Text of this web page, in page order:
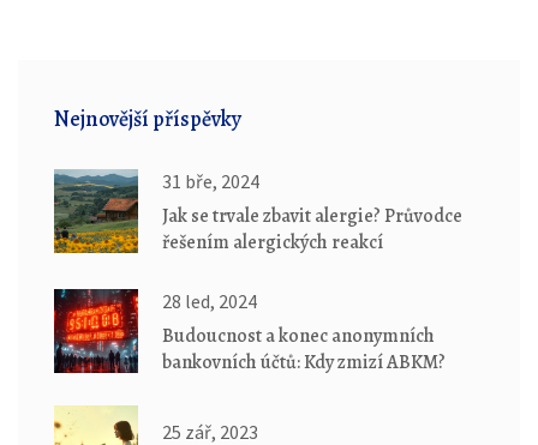
Nejnovější příspěvky
31 bře, 2024
Jak se trvale zbavit alergie? Průvodce
řešením alergických reakcí
28 led, 2024
Budoucnost a konec anonymních
bankovních účtů: Kdy zmizí ABKM?
25 zář, 2023